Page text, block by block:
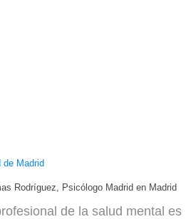
de Madrid
Rodríguez, Psicólogo Madrid en Madrid
de la salud mental es